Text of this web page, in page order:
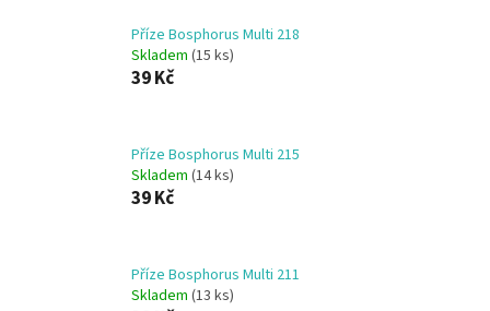
Příze Bosphorus Multi 218
Skladem (15 ks)
39 Kč
Příze Bosphorus Multi 215
Skladem (14 ks)
39 Kč
Příze Bosphorus Multi 211
Skladem (13 ks)